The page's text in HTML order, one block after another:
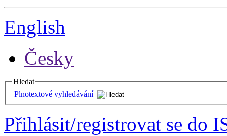
English
Česky
Hledat
Plnotextové vyhledávání
Přihlásit/registrovat se do